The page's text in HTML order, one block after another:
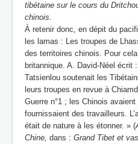
tibétaine sur le cours du
chinois.
À retenir donc, en dépit du
les lamas : Les troupes de
des territoires chinois. Pour
britannique. A. David-Néel écrit
Tatsienlou soutenait les
leurs troupes en revue à
Guerre n°1 ; les Chinois
fournissaient des travailleurs.
était de nature à les étonner. » (
Chine, dans : Grand Tibet et